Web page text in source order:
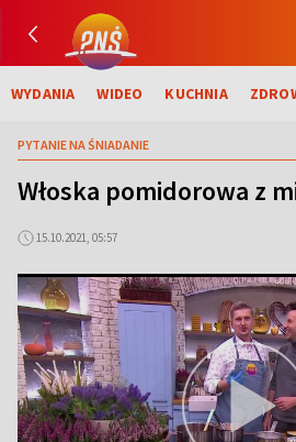
WYDANIA WIDEO KUCHNIA
PYTANIE NA ŚNIADANIE
Włoska pomidorowa z
15.10.2021, 05:57